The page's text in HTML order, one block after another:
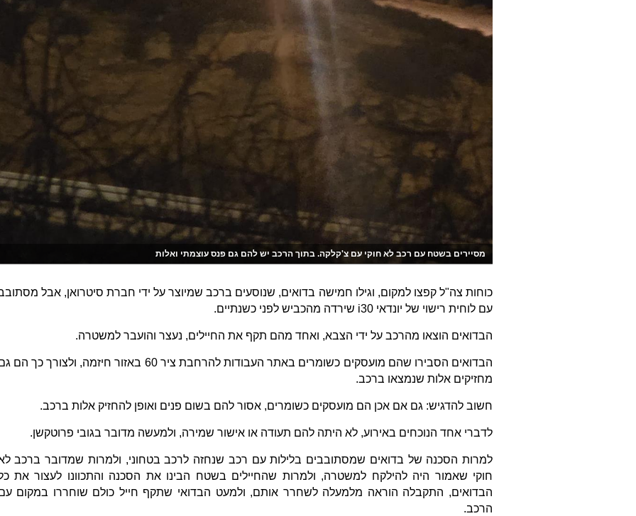
מסיירים בשטח עם רכב לא חוקי עם צ'קלקה. בתוך הרכב יש להם גם פנס עוצמתי ואלות
כוחות צה"ל קפצו למקום, וגילו חמישה בדואים, שנוסעים ברכב שמיוצר על ידי חברת סיטרואן, אבל
עם לוחית רישוי של יונדאי i30 שירדה מהכביש לפני כשנתיים.
הבדואים הוצאו מהרכב על ידי הצבא, ואחד מהם תקף את החיילים, נעצר והועבר למשטרה.
הבדואים הסבירו שהם מועסקים כשומרים באתר העבודות להרחבת ציר 60 באזור חיזמה, ולצורך כך הם
מחזיקים אלות שנמצאו ברכב.
חשוב להדגיש: גם אם אכן הם מועסקים כשומרים, אסור להם בשום פנים ואופן להחזיק אלות ברכב.
לדברי אחד הנוכחים באירוע, לא היתה להם תעודה או אישור שמירה, ולמעשה מדובר בגובי פרוטקשן.
למרות הסכנה של בדואים שמסתובבים בלילות עם רכב שנחזה לרכב בטחוני, ולמרות שמדובר ברכב
חוקי שאמור היה להילקח למשטרה, ולמרות שהחיילים בשטח הבינו את הסכנה והתכוונו לעצור את
הבדואים, התקבלה הוראה מלמעלה לשחרר אותם, ולמעט הבדואי שתקף חייל כולם שוחררו במקום
הרכב.